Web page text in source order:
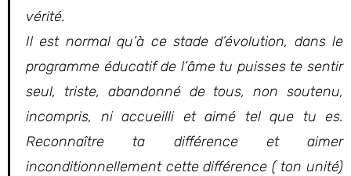
vérité.
Il est normal qu’à ce stade d’évolution, dans le
programme éducatif de l’âme tu puisses te sentir
seul, triste, abandonné de tous, non soutenu,
incompris, ni accueilli et aimé tel que tu es.
Reconnaître ta différence et aimer
inconditionnellement cette différence ( ton unité)